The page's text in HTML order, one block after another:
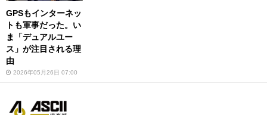
GPSもインターネッ
トも軍事だった。い
ま「デュアルユー
ス」が注目される理
由
2026年05月26日 07:00